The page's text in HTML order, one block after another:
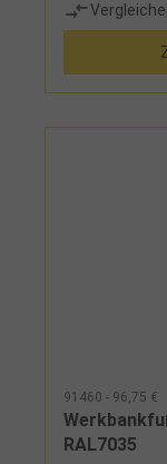
91460 - 96,75 €
RAL7035